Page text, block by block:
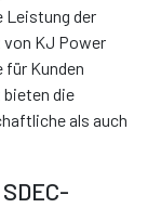
Leistung der
von KJ Power
für Kunden
bieten die
als auch